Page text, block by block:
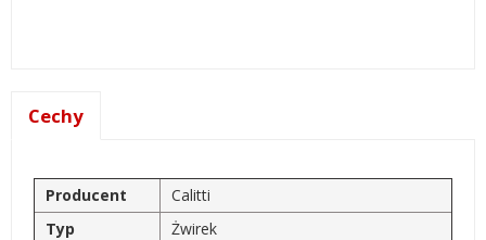
Cechy
Producent
Calitti
Typ
Żwirek